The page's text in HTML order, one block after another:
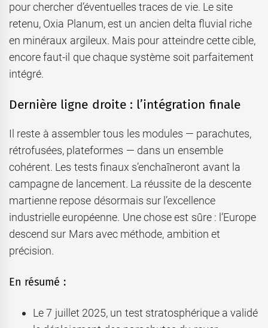
pour chercher d’éventuelles traces de vie. Le site
retenu, Oxia Planum, est un ancien delta fluvial riche
en minéraux argileux. Mais pour atteindre cette cible,
encore faut-il que chaque système soit parfaitement
intégré.
Dernière ligne droite : l’intégration finale
Il reste à assembler tous les modules — parachutes,
rétrofusées, plateformes — dans un ensemble
cohérent. Les tests finaux s’enchaîneront avant la
campagne de lancement. La réussite de la descente
martienne repose désormais sur l’excellence
industrielle européenne. Une chose est sûre : l’Europe
descend sur Mars avec méthode, ambition et
précision.
En résumé :
Le 7 juillet 2025, un test stratosphérique a validé